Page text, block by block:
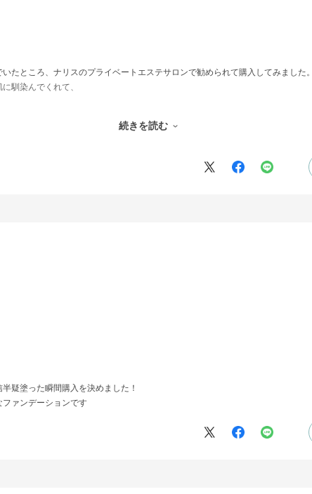
たところ、ナリスのプライベートエステサロンで勧められて購入してみました。
馴染んでくれて、
続きを読む
疑塗った瞬間購入を決めました！
ァンデーションです